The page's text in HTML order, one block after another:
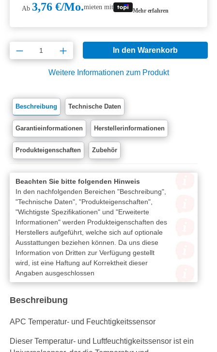
Ab 3,76 €/Mo.mieten mit Mehr erfahren
Produkt Anzahl: Gib den gewünschten
In den Warenkorb
Weitere Informationen zum Produkt
Beschreibung Technische Daten
Garantieinformationen Herstellerinformationen
Produkteigenschaften Zubehör
Beachten Sie bitte folgenden Hinweis
In den nachfolgenden Bereichen "Beschreibung",
"Technische Daten", "Produkteigenschaften",
"Wichtigste Spezifikationen" und "Erweiterte
Informationen" werden Produkteigenschaften des
Herstellers aufgeführt, welche sich auf optionale
Ausstattungen beziehen können. Da uns diese
Information von Dritten zur Verfügung gestellt
wird, ist eine Haftung auf Korrektheit dieser
Angaben ausgeschlossen
Beschreibung
APC Temperatur- und Feuchtigkeitssensor
Dieser Temperatur- und Luftfeuchtigkeitssensor ist ein